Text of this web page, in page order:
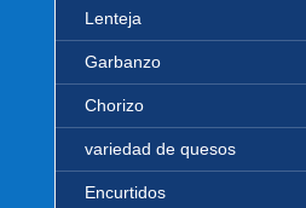
Lenteja
Garbanzo
Chorizo
variedad de quesos
Encurtidos